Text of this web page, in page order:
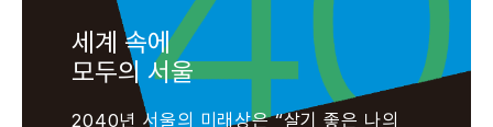
세계 속에
모두의 서울
2040년 서울의 미래상은 “살기 좋은 나의